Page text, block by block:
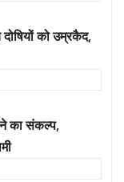
को उम्रकैद,
का संकल्प,